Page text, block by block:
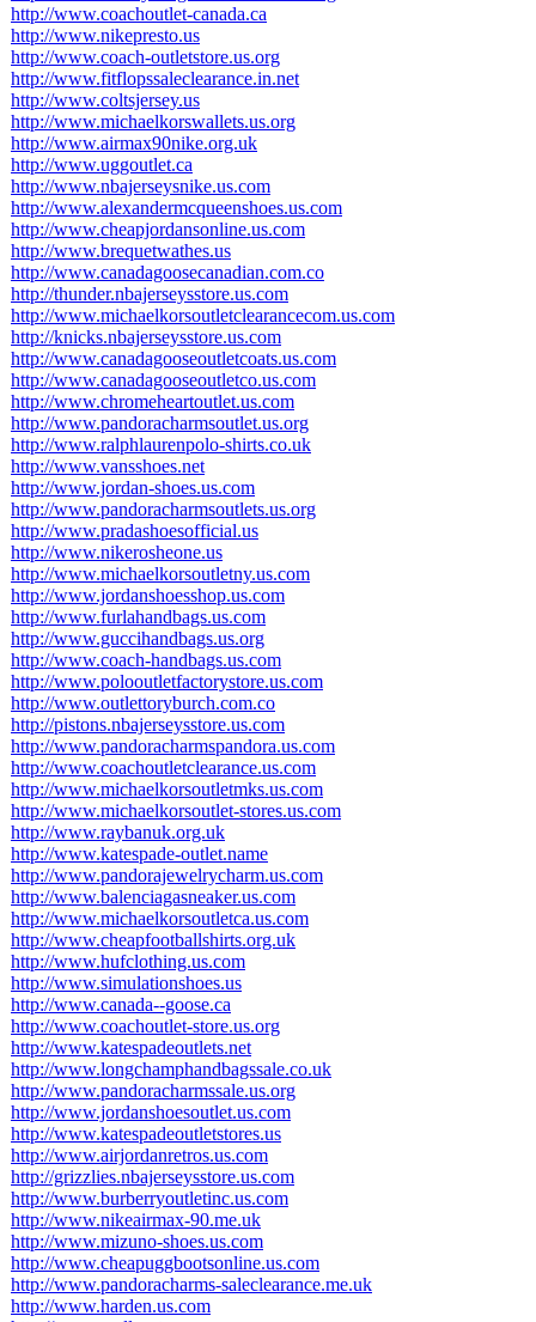
http://www.coachoutlet-canada.ca
http://www.nikepresto.us
http://www.coach-outletstore.us.org
http://www.fitflopssaleclearance.in.net
http://www.coltsjersey.us
http://www.michaelkorswallets.us.org
http://www.airmax90nike.org.uk
http://www.uggoutlet.ca
http://www.nbajerseysnike.us.com
http://www.alexandermcqueenshoes.us.com
http://www.cheapjordansonline.us.com
http://www.brequetwathes.us
http://www.canadagoosecanadian.com.co
http://thunder.nbajerseysstore.us.com
http://www.michaelkorsoutletclearancecom.us.com
http://knicks.nbajerseysstore.us.com
http://www.canadagooseoutletcoats.us.com
http://www.canadagooseoutletco.us.com
http://www.chromeheartoutlet.us.com
http://www.pandoracharmsoutlet.us.org
http://www.ralphlaurenpolo-shirts.co.uk
http://www.vansshoes.net
http://www.jordan-shoes.us.com
http://www.pandoracharmsoutlets.us.org
http://www.pradashoesofficial.us
http://www.nikerosheone.us
http://www.michaelkorsoutletny.us.com
http://www.jordanshoesshop.us.com
http://www.furlahandbags.us.com
http://www.guccihandbags.us.org
http://www.coach-handbags.us.com
http://www.polooutletfactorystore.us.com
http://www.outlettoryburch.com.co
http://pistons.nbajerseysstore.us.com
http://www.pandoracharmspandora.us.com
http://www.coachoutletclearance.us.com
http://www.michaelkorsoutletmks.us.com
http://www.michaelkorsoutlet-stores.us.com
http://www.raybanuk.org.uk
http://www.katespade-outlet.name
http://www.pandorajewelrycharm.us.com
http://www.balenciagasneaker.us.com
http://www.michaelkorsoutletca.us.com
http://www.cheapfootballshirts.org.uk
http://www.hufclothing.us.com
http://www.simulationshoes.us
http://www.canada--goose.ca
http://www.coachoutlet-store.us.org
http://www.katespadeoutlets.net
http://www.longchamphandbagssale.co.uk
http://www.pandoracharmssale.us.org
http://www.jordanshoesoutlet.us.com
http://www.katespadeoutletstores.us
http://www.airjordanretros.us.com
http://grizzlies.nbajerseysstore.us.com
http://www.burberryoutletinc.us.com
http://www.nikeairmax-90.me.uk
http://www.mizuno-shoes.us.com
http://www.cheapuggbootsonline.us.com
http://www.pandoracharms-saleclearance.me.uk
http://www.harden.us.com